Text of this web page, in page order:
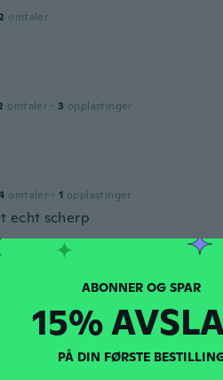
omtaler
omtaler · 3 opplastinger
omtaler · 1 opplastinger
echt scherp
Handig. Werkt goed.
15%
PÅ DIN FØRSTE